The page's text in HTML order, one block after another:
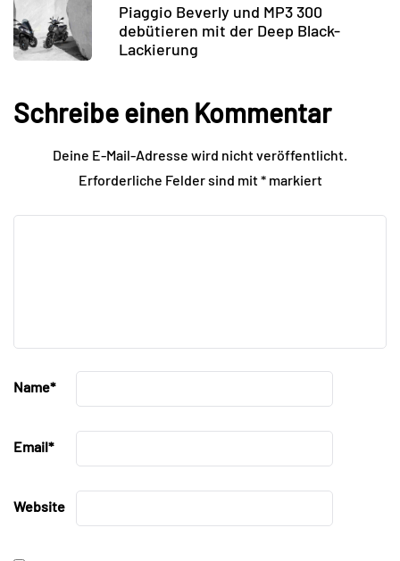
Piaggio Beverly und MP3 300
debütieren mit der Deep Black-
Lackierung
Schreibe einen Kommentar
Deine E-Mail-Adresse wird nicht veröffentlicht.
Erforderliche Felder sind mit*markiert
Name*
Email*
Website